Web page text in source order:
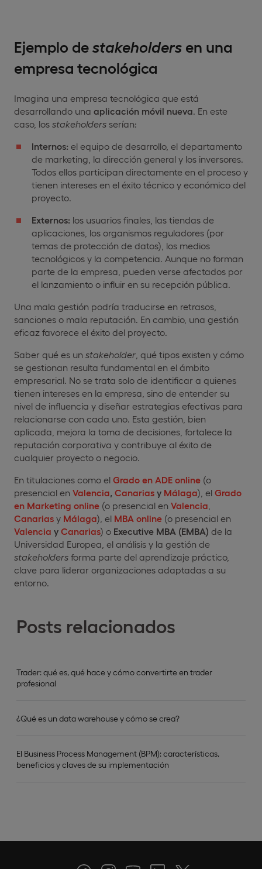
Posts relacionados
Trader: qué es, qué hace y cómo convertirte en trader
profesional
¿Qué es un data warehouse y cómo se crea?
El Business Process Management (BPM): características,
beneficios y claves de su implementación
Ejemplo destakeholders en una
empresa tecnológica
Imagina una empresa tecnológica que está
desarrollando una aplicación móvil nueva . En este
caso, los stakeholders serían:
Internos: el equipo de desarrollo, el departamento
de marketing, la dirección general y los inversores.
Todos ellos participan directamente en el proceso y
tienen intereses en el éxito técnico y económico del
proyecto.
Externos: los usuarios finales, las tiendas de
aplicaciones, los organismos reguladores (por
temas de protección de datos), los medios
tecnológicos y la competencia. Aunque no forman
parte de la empresa, pueden verse afectados por
el lanzamiento o influir en su recepción pública.
Una mala gestión podría traducirse en retrasos,
sanciones o mala reputación. En cambio, una gestión
eficaz favorece el éxito del proyecto.
Saber qué es un stakeholder , qué tipos existen y cómo
se gestionan resulta fundamental en el ámbito
empresarial. No se trata solo de identificar a quienes
tienen intereses en la empresa, sino de entender su
nivel de influencia y diseñar estrategias efectivas para
relacionarse con cada uno. Esta gestión, bien
aplicada, mejora la toma de decisiones, fortalece la
reputación corporativa y contribuye al éxito de
cualquier proyecto o negocio.
En titulaciones como el Grado en ADE online (o
presencial en Valencia Canarias y Málaga), el Grado
en Marketing online (o presencial en Valencia
Canarias y Málaga), el MBA online (o presencial en
Valencia y Canarias) o Executive MBA (EMBA) de la
Universidad Europea, el análisis y la gestión de
stakeholders forma parte del aprendizaje práctico,
clave para liderar organizaciones adaptadas a su
entorno.